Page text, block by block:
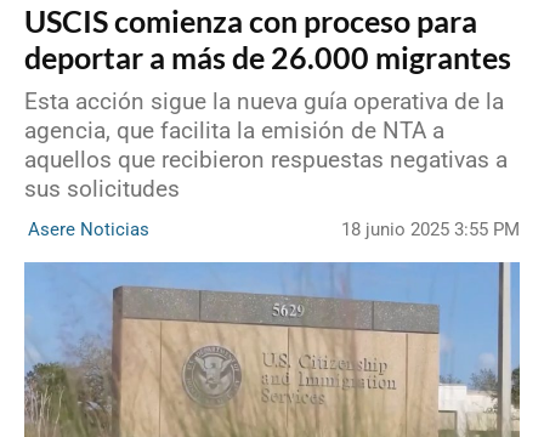
USCIS comienza con proceso para
deportar a más de 26.000 migrantes
Esta acción sigue la nueva guía operativa de la
agencia, que facilita la emisión de NTA a
aquellos que recibieron respuestas negativas a
sus solicitudes
Asere Noticias 18 junio 2025 3:55 PM